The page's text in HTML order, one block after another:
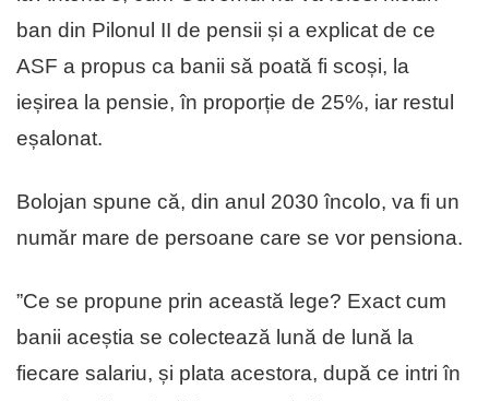
ban din Pilonul II de pensii și a explicat de ce
ASF a propus ca banii să poată fi scoși, la
ieșirea la pensie, în proporție de 25%, iar restul
eșalonat.
Bolojan spune că, din anul 2030 încolo, va fi un
număr mare de persoane care se vor pensiona.
”Ce se propune prin această lege? Exact cum
banii aceștia se colectează lună de lună la
fiecare salariu, și plata acestora, după ce intri în